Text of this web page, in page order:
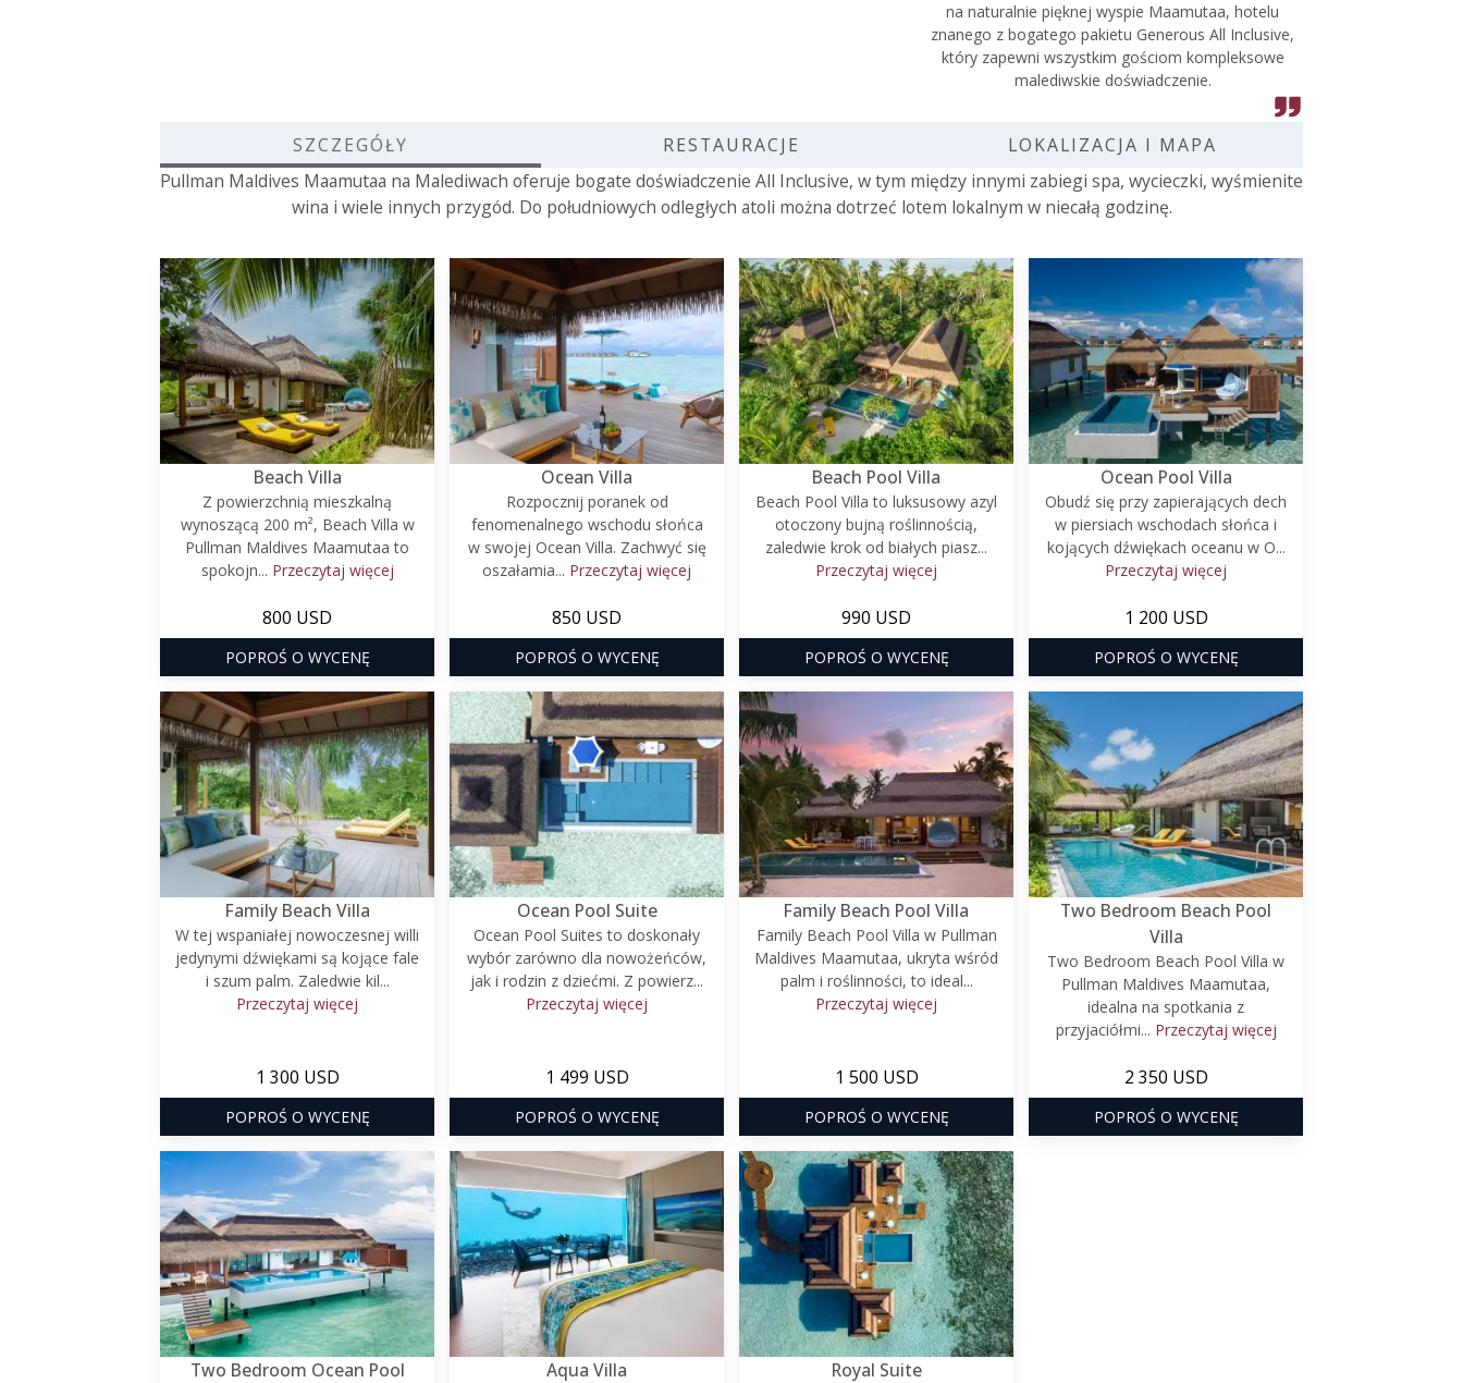
na naturalnie pięknej wyspie Maamutaa, hotelu
znanego z bogatego pakietu Generous All Inclusive,
który zapewni wszystkim gościom kompleksowe
malediwskie doświadczenie.
SZCZEGÓŁY RESTAURACJE
LOKALIZACJA I MAPA
Pullman Maldives Maamutaa na Malediwach oferuje bogate doświadczenie All Inclusive, w tym między innymi zabiegi spa, wycieczki, wyśmienite
wina i wiele innych przygód. Do południowych odległych atoli można dotrzeć lotem lokalnym w niecałą godzinę.
Beach Villa
Z powierzchnią mieszkalną
wynoszącą 200 m², Beach Villa w
Pullman Maldives Maamutaa to
spokojn... Przeczytaj więcej
800 USD
POPROŚ O WYCENĘ
Ocean Villa
Rozpocznij poranek od
fenomenalnego wschodu słońca
w swojej Ocean Villa. Zachwyć się
oszałamia... Przeczytaj więcej
850 USD
POPROŚ O WYCENĘ
Beach Pool Villa
Beach Pool Villa to luksusowy azyl
otoczony bujną roślinnością,
zaledwie krok od białych piasz...
Przeczytaj więcej
990 USD
POPROŚ O WYCENĘ
Ocean Pool Villa
Obudź się przy zapierających dech
w piersiach wschodach słońca i
kojących dźwiękach oceanu w O...
Przeczytaj więcej
1 200 USD
POPROŚ O WYCENĘ
Family Beach Villa
W tej wspaniałej nowoczesnej willi
jedynymi dźwiękami są kojące fale
i szum palm. Zaledwie kil...
Przeczytaj więcej
1 300 USD
POPROŚ O WYCENĘ
Ocean Pool Suite
Ocean Pool Suites to doskonały
wybór zarówno dla nowożeńców,
jak i rodzin z dziećmi. Z powierz...
Przeczytaj więcej
1 499 USD
POPROŚ O WYCENĘ
Family Beach Pool Villa
Family Beach Pool Villa w Pullman
Maldives Maamutaa, ukryta wśród
palm i roślinności, to ideal...
Przeczytaj więcej
1 500 USD
POPROŚ O WYCENĘ
Two Bedroom Beach Pool
Villa
Two Bedroom Beach Pool Villa w
Pullman Maldives Maamutaa,
idealna na spotkania z
przyjaciółmi... Przeczytaj więcej
2 350 USD
POPROŚ O WYCENĘ
Two Bedroom Ocean Pool
Aqua Villa Royal Suite